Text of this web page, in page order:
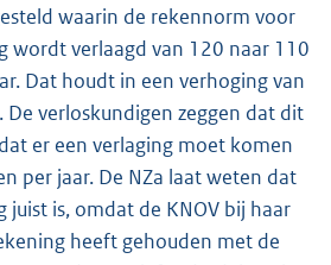
waarin de rekennorm voor
wordt verlaagd van 120 naar 110
Dat houdt in een verhoging van
verloskundigen zeggen dat dit
er een verlaging moet komen
per jaar. De NZa laat weten dat
is, omdat de KNOV bij haar
heeft gehouden met de